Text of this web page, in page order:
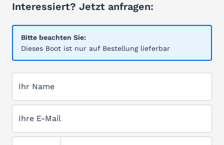
Interessiert? Jetzt anfragen:
Bitte beachten Sie:
Dieses Boot ist nur auf Bestellung lieferbar
Ihr Name
Ihre E-Mail